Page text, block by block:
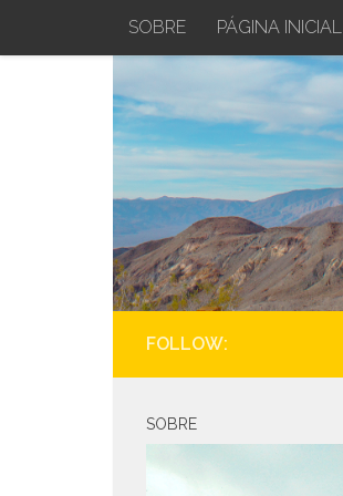
Skip to content
SOBRE PÁGINA INICIAL
FOLLOW:
SOBRE